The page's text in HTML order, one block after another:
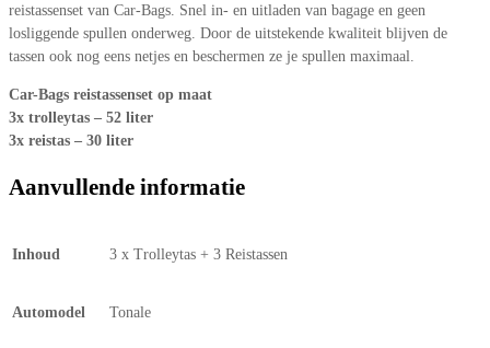
reistassenset van Car-Bags. Snel in- en uitladen van bagage en geen
losliggende spullen onderweg. Door de uitstekende kwaliteit blijven de
tassen ook nog eens netjes en beschermen ze je spullen maximaal.
Car-Bags reistassenset op maat
3x trolleytas – 52 liter
3x reistas – 30 liter
Aanvullende informatie
Inhoud 3 x Trolleytas + 3 Reistassen
Automodel Tonale